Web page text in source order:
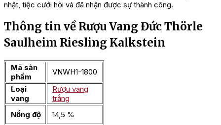
nhật, tiệc cưới hỏi và đã nhận được sự thành công.
Thông tin về Rượu Vang Đức Thörle
Saulheim Riesling Kalkstein
Mã sản
phẩm
VNWH1-1800
Loại
vang
Rượu vang
trắng
Nồng độ
14,5 %